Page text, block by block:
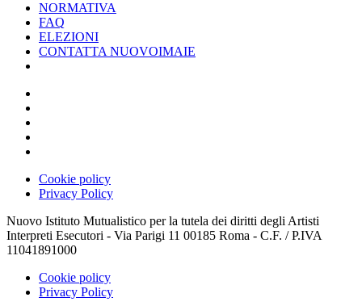
NORMATIVA
FAQ
ELEZIONI
CONTATTA NUOVOIMAIE
Cookie policy
Privacy Policy
Nuovo Istituto Mutualistico per la tutela dei diritti degli Artisti
Interpreti Esecutori - Via Parigi 11 00185 Roma - C.F. / P.IVA
11041891000
Cookie policy
Privacy Policy